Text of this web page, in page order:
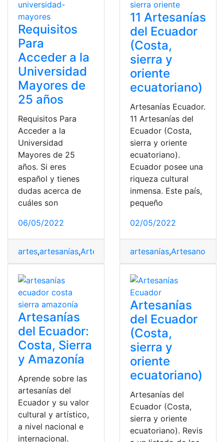
Requisitos
Para
Acceder a la
Universidad
Mayores de
25 años
Requisitos Para
Acceder a la
Universidad
Mayores de 25
años. Si eres
español y tienes
dudas acerca de
cuáles son
06/05/2022
artes,artesanías,Artesanos partes,partes policiales
11 Artesanías
del Ecuador
(Costa,
sierra y
oriente
ecuatoriano)
Artesanías Ecuador.
11 Artesanías del
Ecuador (Costa,
sierra y oriente
ecuatoriano).
Ecuador posee una
riqueza cultural
inmensa. Este país,
pequeño
02/05/2022
artesanías,Artesanos
Artesanías
del Ecuador:
Costa, Sierra
y Amazonía
Aprende sobre las
artesanías del
Ecuador y su valor
cultural y artístico,
a nivel nacional e
internacional.
Artesanías
del Ecuador
(Costa,
sierra y
oriente
ecuatoriano)
Artesanías del
Ecuador (Costa,
sierra y oriente
ecuatoriano). Revis